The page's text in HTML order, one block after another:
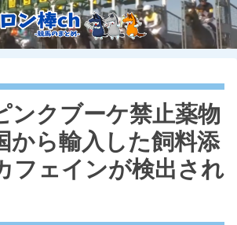
ンクブーケ禁止薬物
から輸入した飼料添
フェインが検出され